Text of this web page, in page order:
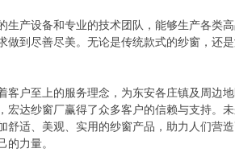
生产设备和专业的技术团队，能够生产各类
做到尽善尽美。无论是传统款式的纱窗，还
客户至上的服务理念，为东安各庄镇及周边
宏达纱窗厂赢得了众多客户的信赖与支持。
舒适、美观、实用的纱窗产品，助力人们营
的力量。